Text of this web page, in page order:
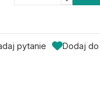
pytanie Dodaj